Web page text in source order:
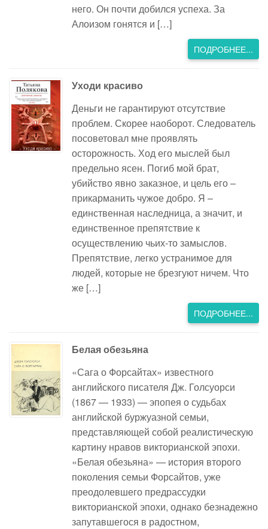
него. Он почти добился успеха. За
Алоизом гонятся и […]
ПОДРОБНЕЕ...
Уходи красиво
Деньги не гарантируют отсутствие
проблем. Скорее наоборот. Следователь
посоветовал мне проявлять
осторожность. Ход его мыслей был
предельно ясен. Погиб мой брат,
убийство явно заказное, и цель его –
прикарманить чужое добро. Я –
единственная наследница, а значит, и
единственное препятствие к
осуществлению чьих-то замыслов.
Препятствие, легко устранимое для
людей, которые не брезгуют ничем. Что
же […]
ПОДРОБНЕЕ...
Белая обезьяна
«Сага о Форсайтах» известного
английского писателя Дж. Голсуорси
(1867 — 1933) — эпопея о судьбах
английской буржуазной семьи,
представляющей собой реалистическую
картину нравов викторианской эпохи.
«Белая обезьяна» — история второго
поколения семьи Форсайтов, уже
преодолевшего предрассудки
викторианской эпохи, однако безнадежно
запутавшегося в радостном,